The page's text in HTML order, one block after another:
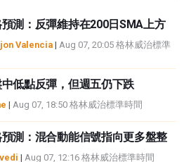
測：反彈維持在200日SMA上方
Valencia | Aug 07, 20:05 格林威治標準
低點反彈，但週五仍下跌
| Aug 07, 18:50 格林威治標準時間
測：混合動能信號指向更多盤整
| Aug 07, 12:16 格林威治標準時間